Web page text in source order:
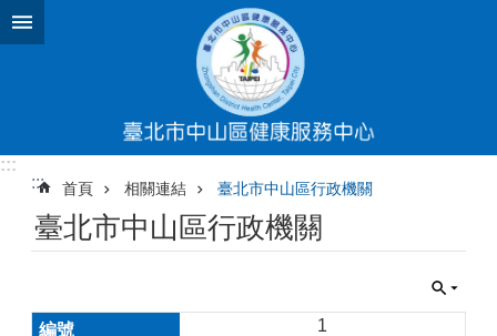
跳到主要內容區塊
:::
:::
首頁 相關連結 臺北市中山區行政機關
臺北市中山區行政機關
1